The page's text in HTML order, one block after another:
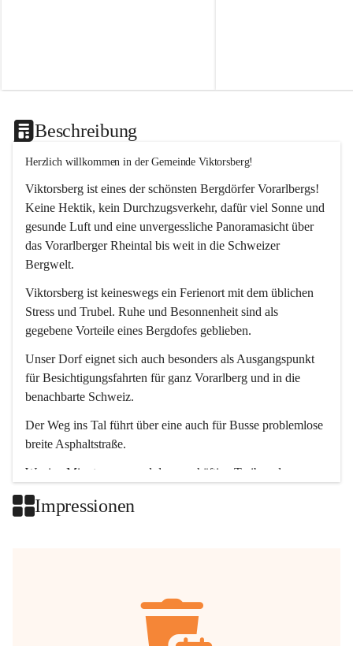
Beschreibung
Herzlich willkommen in der Gemeinde Viktorsberg!
Viktorsberg ist eines der schönsten Bergdörfer Vorarlbergs!
Keine Hektik, kein Durchzugsverkehr, dafür viel Sonne und
gesunde Luft und eine unvergessliche Panoramasicht über
das Vorarlberger Rheintal bis weit in die Schweizer
Bergwelt.
Viktorsberg ist keineswegs ein Ferienort mit dem üblichen
Stress und Trubel. Ruhe und Besonnenheit sind als
gegebene Vorteile eines Bergdofes geblieben.
Unser Dorf eignet sich auch besonders als Ausgangspunkt
für Besichtigungsfahrten für ganz Vorarlberg und in die
benachbarte Schweiz.
Der Weg ins Tal führt über eine auch für Busse problemlose
breite Asphaltstraße.
Wenige Minuten nur, und das geschäftige Treiben der
Impressionen